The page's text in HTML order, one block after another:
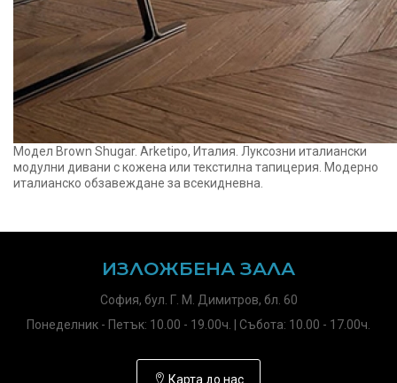
Модел Brown Shugar. Arketipo, Италия. Луксозни италиански
модулни дивани с кожена или текстилна тапицерия. Модерно
италианско обзавеждане за всекидневна.
ИЗЛОЖБЕНА ЗАЛА
София, бул. Г. М. Димитров, бл. 60
Понеделник - Петък: 10.00 - 19.00ч. | Събота: 10.00 - 17.00ч.
Карта до нас